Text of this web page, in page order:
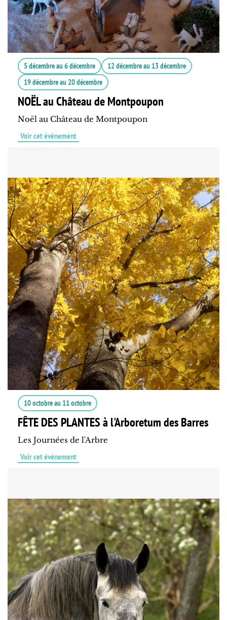
5 décembreau6 décembre 12 décembreau 13 décembre
19 décembreau 20 décembre
NOËL au Château de Montpoupon
Noël au Château de Montpoupon
Voir cet événement
10 octobreau 11 octobre
FÊTE DES PLANTES à l'Arboretum des Barres
Les Journées de l'Arbre
Voir cet événement